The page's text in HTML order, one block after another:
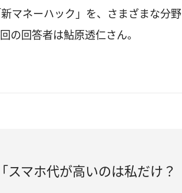
マネーハック」を、さまざまな分
の回答者は鮎原透仁さん。
スマホ代が高いのは私だけ